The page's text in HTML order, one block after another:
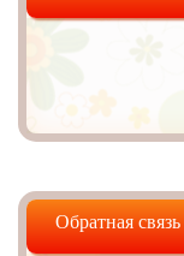
Обратная связь